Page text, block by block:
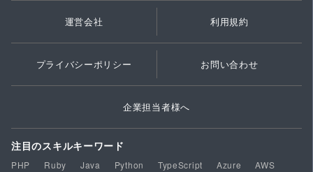
運営会社 利用規約
プライバシーポリシー お問い合わせ
企業担当者様へ
注目のスキルキーワード
PHP Ruby Java Python TypeScript Azure
AWS